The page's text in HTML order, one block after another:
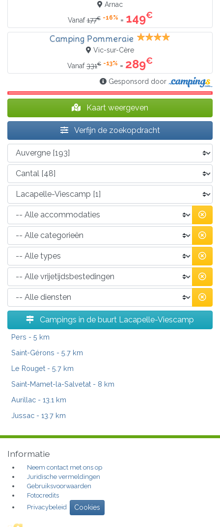
Arnac
Vanaf177€ -16% = 149€
Camping Pommeraie
Vic-sur-Cère
Vanaf331€ -13% = 289€
Gesponsord door
Kaart weergeven
Verfijn de zoekopdracht
Campings in de buurt Lacapelle-Viescamp
Pers - 5 km
Saint-Gérons - 5.7 km
Le Rouget - 5.7 km
Saint-Mamet-la-Salvetat - 8 km
Aurillac - 13.1 km
Jussac - 13.7 km
Informatie
Neem contact met ons op
Juridische vermeldingen
Gebruiksvoorwaarden
Fotocredits
Privacybeleid
Cookies